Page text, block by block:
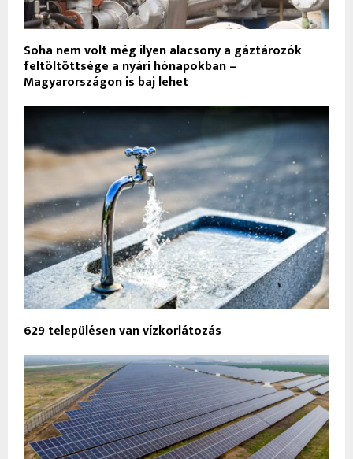
Soha nem volt még ilyen alacsony a gáztározók
feltöltöttsége a nyári hónapokban –
Magyarországon is baj lehet
629 településen van vízkorlátozás